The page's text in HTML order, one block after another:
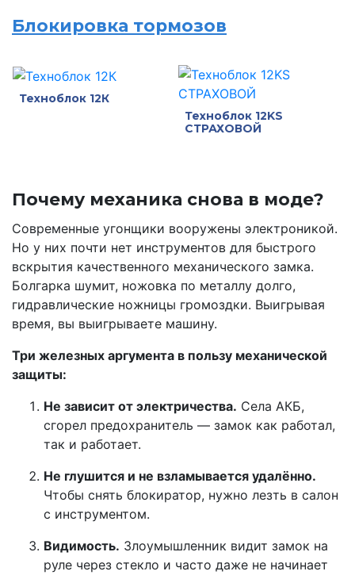
Блокировка тормозов
Техноблок 12К
Техноблок 12KS
СТРАХОВОЙ
Почему механика снова в моде?
Современные угонщики вооружены электроникой.
Но у них почти нет инструментов для быстрого
вскрытия качественного механического замка.
Болгарка шумит, ножовка по металлу долго,
гидравлические ножницы громоздки. Выигрывая
время, вы выигрываете машину.
Три железных аргумента в пользу механической
защиты:
Не зависит от электричества. Села АКБ,
сгорел предохранитель — замок как работал,
так и работает.
Не глушится и не взламывается удалённо.
Чтобы снять блокиратор, нужно лезть в салон
с инструментом.
Видимость. Злоумышленник видит замок на
руле через стекло и часто даже не начинает